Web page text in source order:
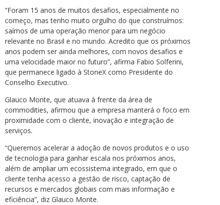
“Foram 15 anos de muitos desafios, especialmente no
começo, mas tenho muito orgulho do que construímos:
saímos de uma operação menor para um negócio
relevante no Brasil e no mundo. Acredito que os próximos
anos podem ser ainda melhores, com novos desafios e
uma velocidade maior no futuro”, afirma Fabio Solferini,
que permanece ligado à StoneX como Presidente do
Conselho Executivo.
Glauco Monte, que atuava à frente da área de
commodities, afirmou que a empresa manterá o foco em
proximidade com o cliente, inovação e integração de
serviços.
“Queremos acelerar a adoção de novos produtos e o uso
de tecnologia para ganhar escala nos próximos anos,
além de ampliar um ecossistema integrado, em que o
cliente tenha acesso a gestão de risco, captação de
recursos e mercados globais com mais informação e
eficiência”, diz Glauco Monte.